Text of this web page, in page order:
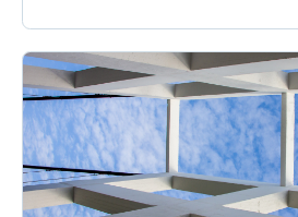
ニュースルーム